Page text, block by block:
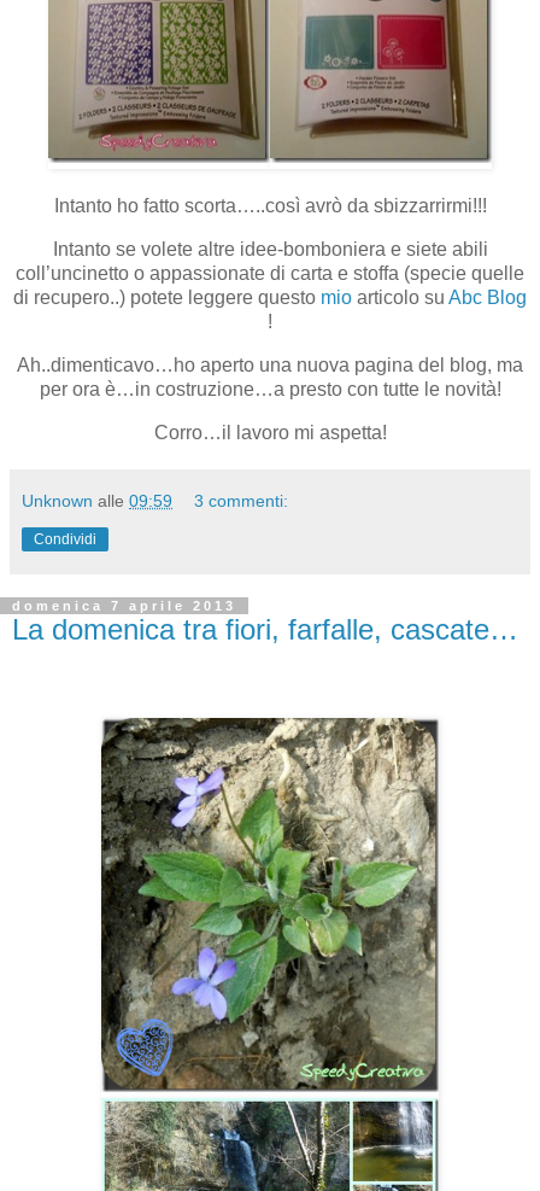
Intanto ho fatto scorta…..così avrò da sbizzarrirmi!!!
Intanto se volete altre idee-bomboniera e siete abili
coll’uncinetto o appassionate di carta e stoffa (specie quelle
di recupero..) potete leggere questo mio articolo su Abc Blog
!
Ah..dimenticavo…ho aperto una nuova pagina del blog, ma
per ora è…in costruzione…a presto con tutte le novità!
Corro…il lavoro mi aspetta!
Unknown alle 09:59 3 commenti:
Condividi
domenica 7 aprile 2013
La domenica tra fiori, farfalle, cascate…